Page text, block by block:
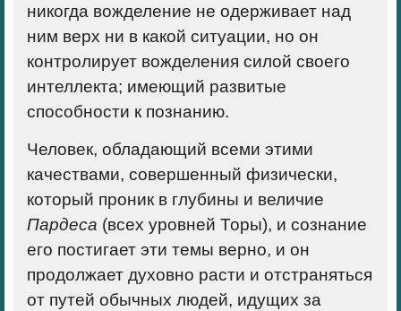
никогда вожделение не одерживает над
ним верх ни в какой ситуации, но он
контролирует вожделения силой своего
интеллекта; имеющий развитые
способности к познанию.
Человек, обладающий всеми этими
качествами, совершенный физически,
который проник в глубины и величие
Пардеса (всех уровней Торы), и сознание
его постигает эти темы верно, и он
продолжает духовно расти и отстраняться
от путей обычных людей, идущих за